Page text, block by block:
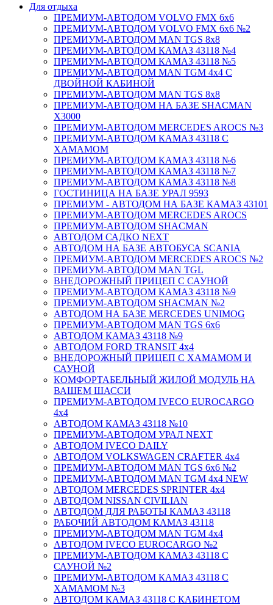
Для отдыха
ПРЕМИУМ-АВТОДОМ VOLVO FMX 6x6
ПРЕМИУМ-АВТОДОМ VOLVO FMX 6x6 №2
ПРЕМИУМ-АВТОДОМ MAN TGS 8х8
ПРЕМИУМ-АВТОДОМ КАМАЗ 43118 №4
ПРЕМИУМ-АВТОДОМ КАМАЗ 43118 №5
ПРЕМИУМ-АВТОДОМ MAN TGM 4х4 С
ДВОЙНОЙ КАБИНОЙ
ПРЕМИУМ-АВТОДОМ MAN TGS 8х8
ПРЕМИУМ-АВТОДОМ НА БАЗЕ SHACMAN
X3000
ПРЕМИУМ-АВТОДОМ MERCEDES AROCS №3
ПРЕМИУМ-АВТОДОМ КАМАЗ 43118 С
ХАМАМОМ
ПРЕМИУМ-АВТОДОМ КАМАЗ 43118 №6
ПРЕМИУМ-АВТОДОМ КАМАЗ 43118 №7
ПРЕМИУМ-АВТОДОМ КАМАЗ 43118 №8
ГОСТИНИЦА НА БАЗЕ УРАЛ 9593
ПРЕМИУМ - АВТОДОМ НА БАЗЕ КАМАЗ 43101
ПРЕМИУМ-АВТОДОМ MERCEDES AROCS
ПРЕМИУМ-АВТОДОМ SHACMAN
АВТОДОМ САДКО NEXT
АВТОДОМ НА БАЗЕ АВТОБУСА SCANIA
ПРЕМИУМ-АВТОДОМ MERCEDES AROCS №2
ПРЕМИУМ-АВТОДОМ MAN TGL
ВНЕДОРОЖНЫЙ ПРИЦЕП С САУНОЙ
ПРЕМИУМ-АВТОДОМ КАМАЗ 43118 №9
ПРЕМИУМ-АВТОДОМ SHACMAN №2
АВТОДОМ НА БАЗЕ MERCEDES UNIMOG
ПРЕМИУМ-АВТОДОМ MAN TGS 6х6
АВТОДОМ КАМАЗ 43118 №9
АВТОДОМ FORD TRANSIT 4x4
ВНЕДОРОЖНЫЙ ПРИЦЕП С ХАМАМОМ И
САУНОЙ
КОМФОРТАБЕЛЬНЫЙ ЖИЛОЙ МОДУЛЬ НА
ВАШЕМ ШАССИ
ПРЕМИУМ-АВТОДОМ IVECO EUROCARGO
4х4
АВТОДОМ КАМАЗ 43118 №10
ПРЕМИУМ-АВТОДОМ УРАЛ NEXT
АВТОДОМ IVECO DAILY
АВТОДОМ VOLKSWAGEN CRAFTER 4х4
ПРЕМИУМ-АВТОДОМ MAN TGS 6х6 №2
ПРЕМИУМ-АВТОДОМ MAN TGM 4x4 NEW
АВТОДОМ MERCEDES SPRINTER 4x4
АВТОДОМ NISSAN CIVILIAN
АВТОДОМ ДЛЯ РАБОТЫ КАМАЗ 43118
РАБОЧИЙ АВТОДОМ КАМАЗ 43118
ПРЕМИУМ-АВТОДОМ MAN TGM 4x4
АВТОДОМ IVECO EUROCARGO №2
ПРЕМИУМ-АВТОДОМ КАМАЗ 43118 С
САУНОЙ №2
ПРЕМИУМ-АВТОДОМ КАМАЗ 43118 С
ХАМАМОМ №3
АВТОДОМ КАМАЗ 43118 С КАБИНЕТОМ